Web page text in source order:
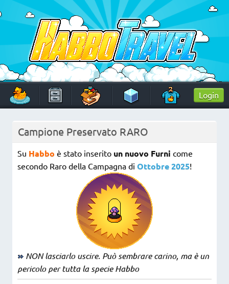
Skip
to
content
HabboTravel
Un viaggio di pixel!
Login
Campione Preservato RARO
Su Habbo è stato inserito un nuovo Furni come
secondo Raro della Campagna di Ottobre 2025!
NON lasciarlo uscire. Può sembrare carino, ma è un
pericolo per tutta la specie Habbo